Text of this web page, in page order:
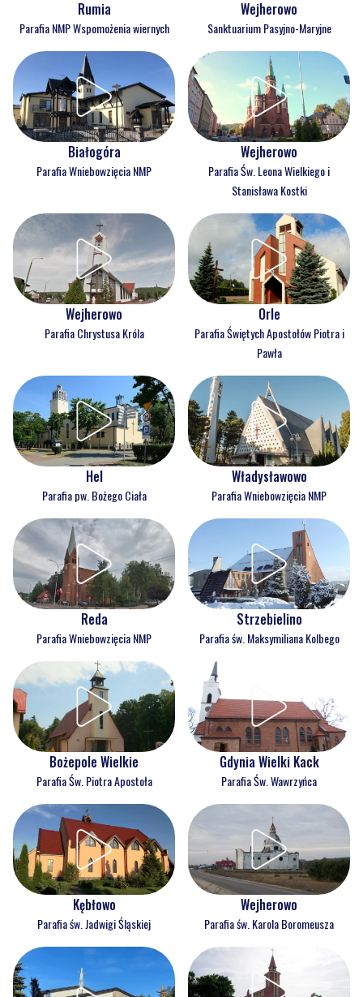
Rumia
Parafia NMP Wspomożenia wiernych
Wejherowo
Sanktuarium Pasyjno-Maryjne
Białogóra
Parafia Wniebowzięcia NMP
Wejherowo
Parafia Św. Leona Wielkiego i
Stanisława Kostki
Wejherowo
Parafia Chrystusa Króla
Orle
Parafia Świętych Apostołów Piotra i
Pawła
Hel
Parafia pw. Bożego Ciała
Władysławowo
Parafia Wniebowzięcia NMP
Reda
Parafia Wniebowzięcia NMP
Strzebielino
Parafia św. Maksymiliana Kolbego
Bożepole Wielkie
Parafia Św. Piotra Apostoła
Gdynia Wielki Kack
Parafia Św. Wawrzyńca
Kębłowo
Parafia św. Jadwigi Śląskiej
Wejherowo
Parafia św. Karola Boromeusza